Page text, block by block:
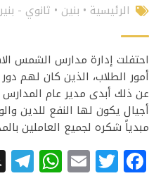
الرئيسية • بنين • ثانوي -
أمور الطلاب، الذين كان لهم
عن ذلك أبدى مدير عام
أجيال يكون لها النفع للدين
مبدياً شكره لجميع العاملين
Facebook
Twitter
Email